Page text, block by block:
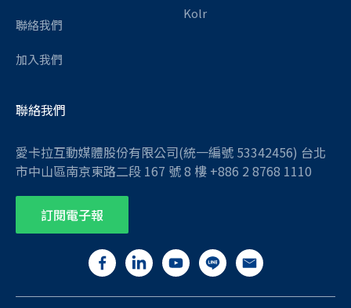
聯絡我們
加入我們
Kolr
聯絡我們
愛卡拉互動媒體股份有限公司(統一編號 53342456) 台北
市中山區南京東路二段 167 號 8 樓 +886 2 8768 1110
訂閱電子報